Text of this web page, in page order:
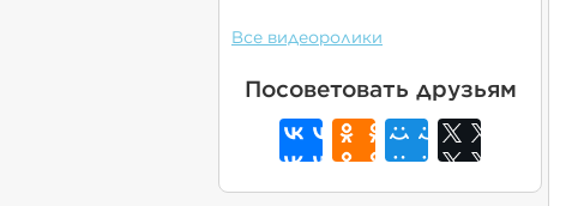
Все видеоролики
Посоветовать друзьям